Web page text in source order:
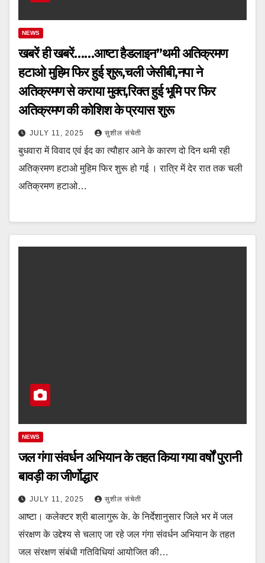
NEWS
खबरें ही खबरें……आष्टा हैडलाइन”थमी अतिक्रमण
हटाओ मुहिम फिर हुई शुरू,चली जेसीबी,नपा ने
अतिक्रमण से कराया मुक्त,रिक्त हुई भूमि पर फिर
अतिक्रमण की कोशिश के प्रयास शुरू
JULY 11, 2025 सुशील संचेती
बुधवारा में विवाद एवं ईद का त्यौहार आने के कारण दो दिन थमी रही
अतिक्रमण हटाओ मुहिम फिर शुरू हो गई । रात्रि में देर रात तक चली
अतिक्रमण हटाओ…
NEWS
जल गंगा संवर्धन अभियान के तहत किया गया वर्षों पुरानी
बावड़ी का जीर्णोद्धार
JULY 11, 2025 सुशील संचेती
आष्टा। कलेक्टर श्री बालागुरू के. के निर्देशानुसार जिले भर में जल
संरक्षण के उद्देश्य से चलाए जा रहे जल गंगा संवर्धन अभियान के तहत
जल संरक्षण संबंधी गतिविधियां आयोजित की…